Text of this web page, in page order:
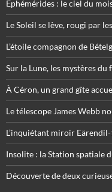
Éphémérides : le ciel du
Le Soleil se lève, rougi par
L’étoile compagnon de
Sur la Lune, les mystères
À Céron, un grand gîte
Le télescope James Webb
L’inquiétant miroir
Insolite : la Station spatiale
Découverte de deux